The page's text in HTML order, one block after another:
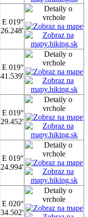
E 019°
26.248'
E 019°
41.539'
E 019°
29.452'
E 019°
24.994'
E 020°
34.502'